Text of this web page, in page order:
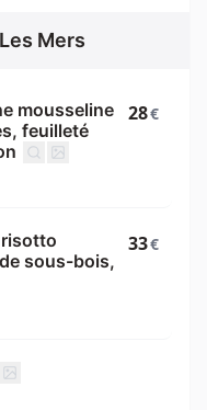
Mers
mousseline
feuilleté
28€
sous-bois,
33€